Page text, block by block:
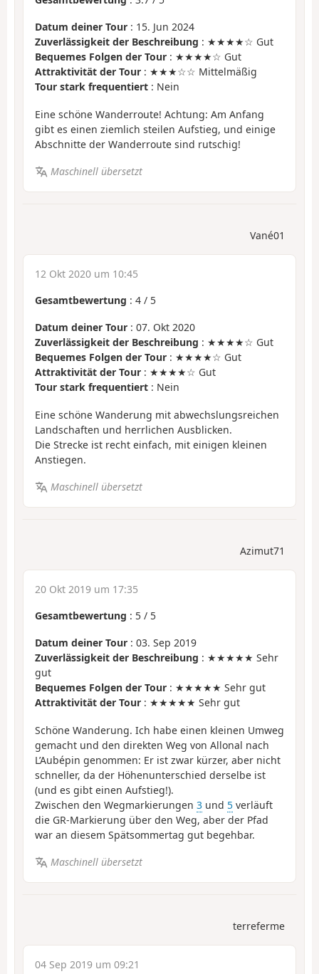
Datum deiner Tour : 15. Jun 2024
Zuverlässigkeit der Beschreibung : ★★★★☆ Gut
Bequemes Folgen der Tour : ★★★★☆ Gut
Attraktivität der Tour : ★★★☆☆ Mittelmäßig
Tour stark frequentiert : Nein
Eine schöne Wanderroute! Achtung: Am Anfang
gibt es einen ziemlich steilen Aufstieg, und einige
Abschnitte der Wanderroute sind rutschig!
Maschinell übersetzt
Vané01
12 Okt 2020 um 10:45
Gesamtbewertung : 4 / 5
Datum deiner Tour : 07. Okt 2020
Zuverlässigkeit der Beschreibung : ★★★★☆ Gut
Bequemes Folgen der Tour : ★★★★☆ Gut
Attraktivität der Tour : ★★★★☆ Gut
Tour stark frequentiert : Nein
Eine schöne Wanderung mit abwechslungsreichen
Landschaften und herrlichen Ausblicken.
Die Strecke ist recht einfach, mit einigen kleinen
Anstiegen.
Maschinell übersetzt
Azimut71
20 Okt 2019 um 17:35
Gesamtbewertung : 5 / 5
Datum deiner Tour : 03. Sep 2019
Zuverlässigkeit der Beschreibung : ★★★★★ Sehr
gut
Bequemes Folgen der Tour : ★★★★★ Sehr gut
Attraktivität der Tour : ★★★★★ Sehr gut
Schöne Wanderung. Ich habe einen kleinen Umweg
gemacht und den direkten Weg von Allonal nach
L’Aubépin genommen: Er ist zwar kürzer, aber nicht
schneller, da der Höhenunterschied derselbe ist
(und es gibt einen Aufstieg!).
Zwischen den Wegmarkierungen 3 und 5 verläuft
die GR-Markierung über den Weg, aber der Pfad
war an diesem Spätsommertag gut begehbar.
Maschinell übersetzt
terreferme
04 Sep 2019 um 09:21